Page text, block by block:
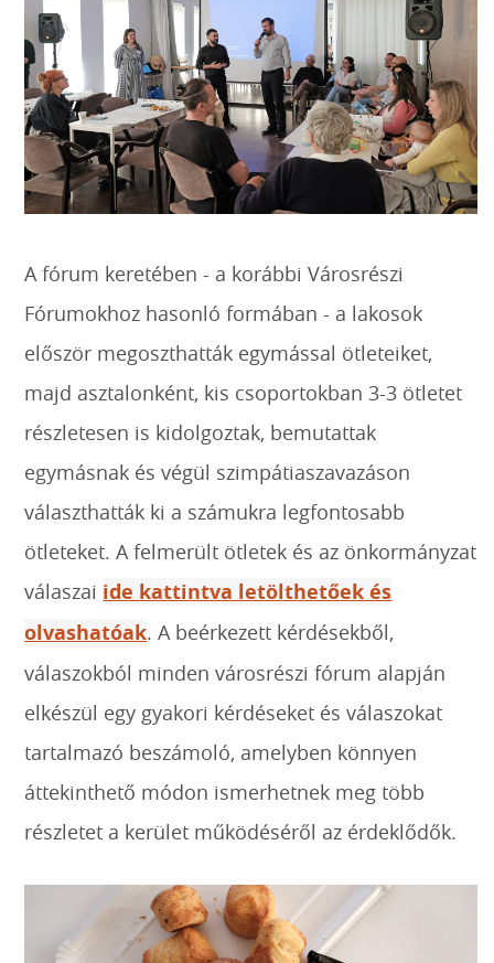
A fórum keretében - a korábbi Városrészi
Fórumokhoz hasonló formában - a lakosok
először megoszthatták egymással ötleteiket,
majd asztalonként, kis csoportokban 3-3 ötletet
részletesen is kidolgoztak, bemutattak
egymásnak és végül szimpátiaszavazáson
választhatták ki a számukra legfontosabb
ötleteket. A felmerült ötletek és az önkormányzat
válaszai ide kattintva letölthetőek és
olvashatóak. A beérkezett kérdésekből,
válaszokból minden városrészi fórum alapján
elkészül egy gyakori kérdéseket és válaszokat
tartalmazó beszámoló, amelyben könnyen
áttekinthető módon ismerhetnek meg több
részletet a kerület működéséről az érdeklődők.